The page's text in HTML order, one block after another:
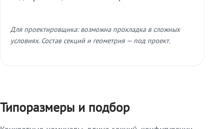
Для проектировщика: возможна прокладка в сложных
условиях. Состав секций и геометрия — под проект.
Типоразмеры и подбор